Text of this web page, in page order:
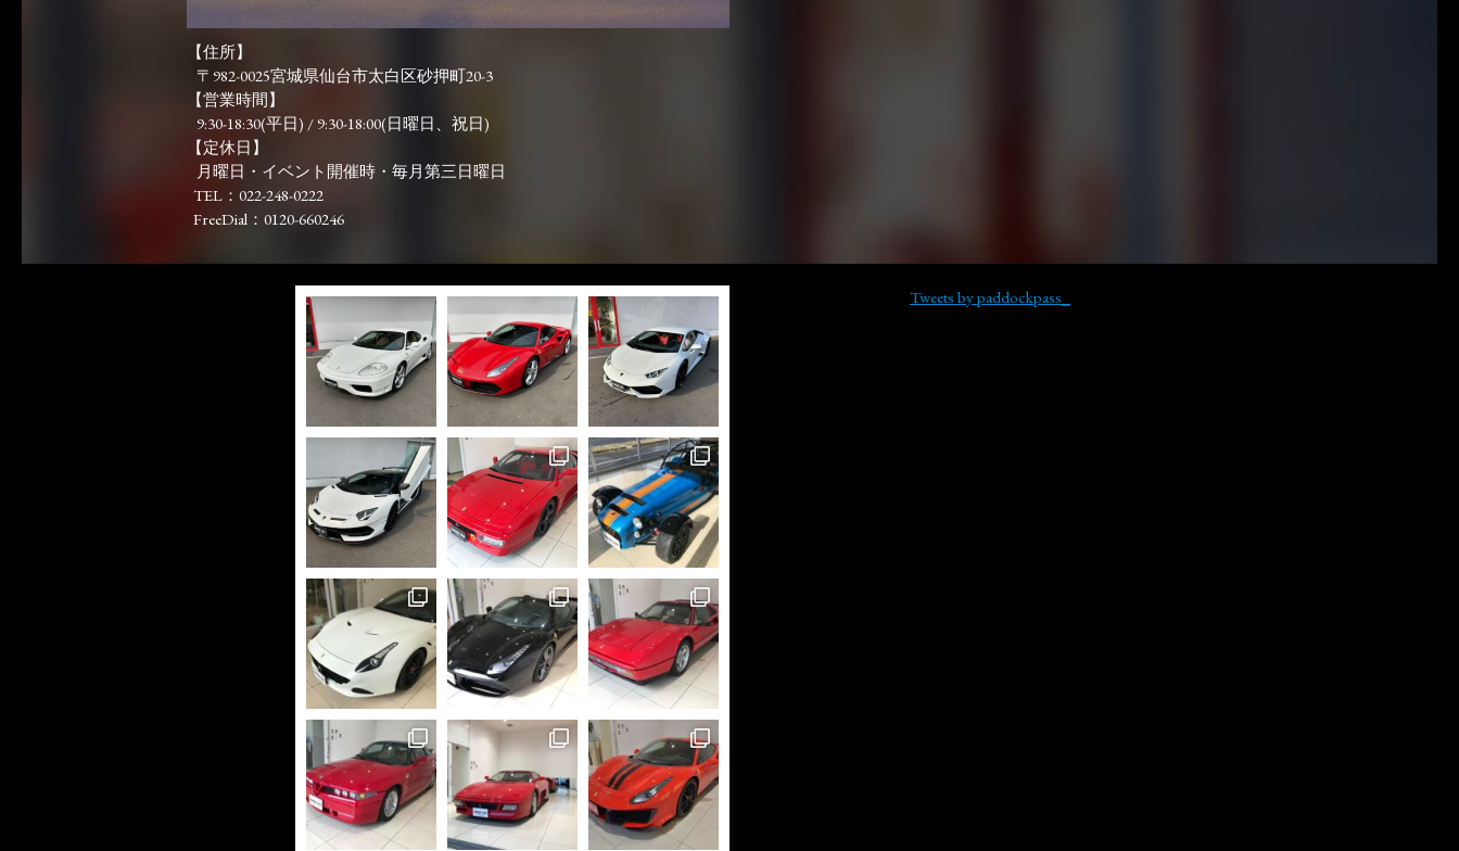
【住所】
〒982-0025宮城県仙台市太白区砂押町20-3
【営業時間】
9:30-18:30(平日) / 9:30-18:00(日曜日、祝日)
【定休日】
月曜日・イベント開催時・毎月第三日曜日
TEL：022-248-0222
FreeDial：0120-660246
Tweets by paddockpass_